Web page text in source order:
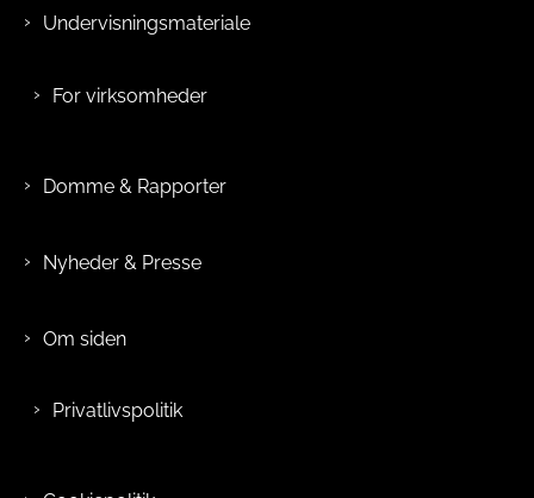
Undervisningsmateriale
For virksomheder
Domme & Rapporter
Nyheder & Presse
Om siden
Privatlivspolitik